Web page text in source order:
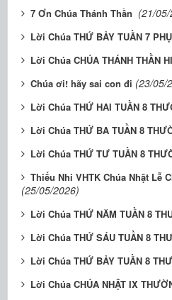
7 Ơn Chúa Thánh Thần (21/
Lời Chúa THỨ BẢY TUẦN 7
Lời Chúa CHÚA THÁNH THẦN
Chúa ơi! hãy sai con đi (23/05/
Lời Chúa THỨ HAI TUẦN 8
Lời Chúa THỨ BA TUẦN 8
Lời Chúa THỨ TƯ TUẦN 8
Thiếu Nhi VHTK Chúa Nhật Lễ
(25/05/2026)
Lời Chúa THỨ NĂM TUẦN 8
Lời Chúa THỨ SÁU TUẦN 8
Lời Chúa THỨ BẢY TUẦN 8
Lời Chúa CHÚA NHẬT IX